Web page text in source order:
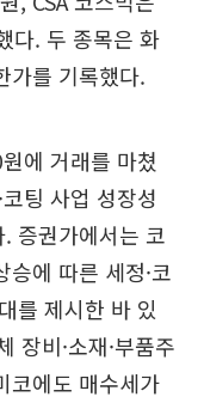
다. 두 종목은 화
가를 기록했다.
에 거래를 마쳤
팅 사업 성장성
증권가에서는 코
에 따른 세정·코
를 제시한 바 있
장비·소재·부품주
코에도 매수세가